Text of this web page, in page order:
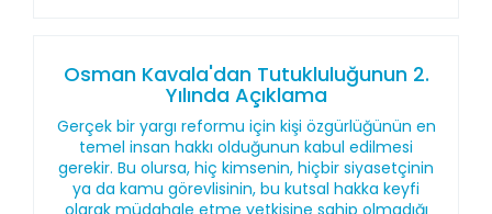
Osman Kavala'dan Tutukluluğunun 2.
Yılında Açıklama
Gerçek bir yargı reformu için kişi özgürlüğünün en
temel insan hakkı olduğunun kabul edilmesi
gerekir. Bu olursa, hiç kimsenin, hiçbir siyasetçinin
ya da kamu görevlisinin, bu kutsal hakka keyfi
olarak müdahale etme yetkisine sahip olmadığı